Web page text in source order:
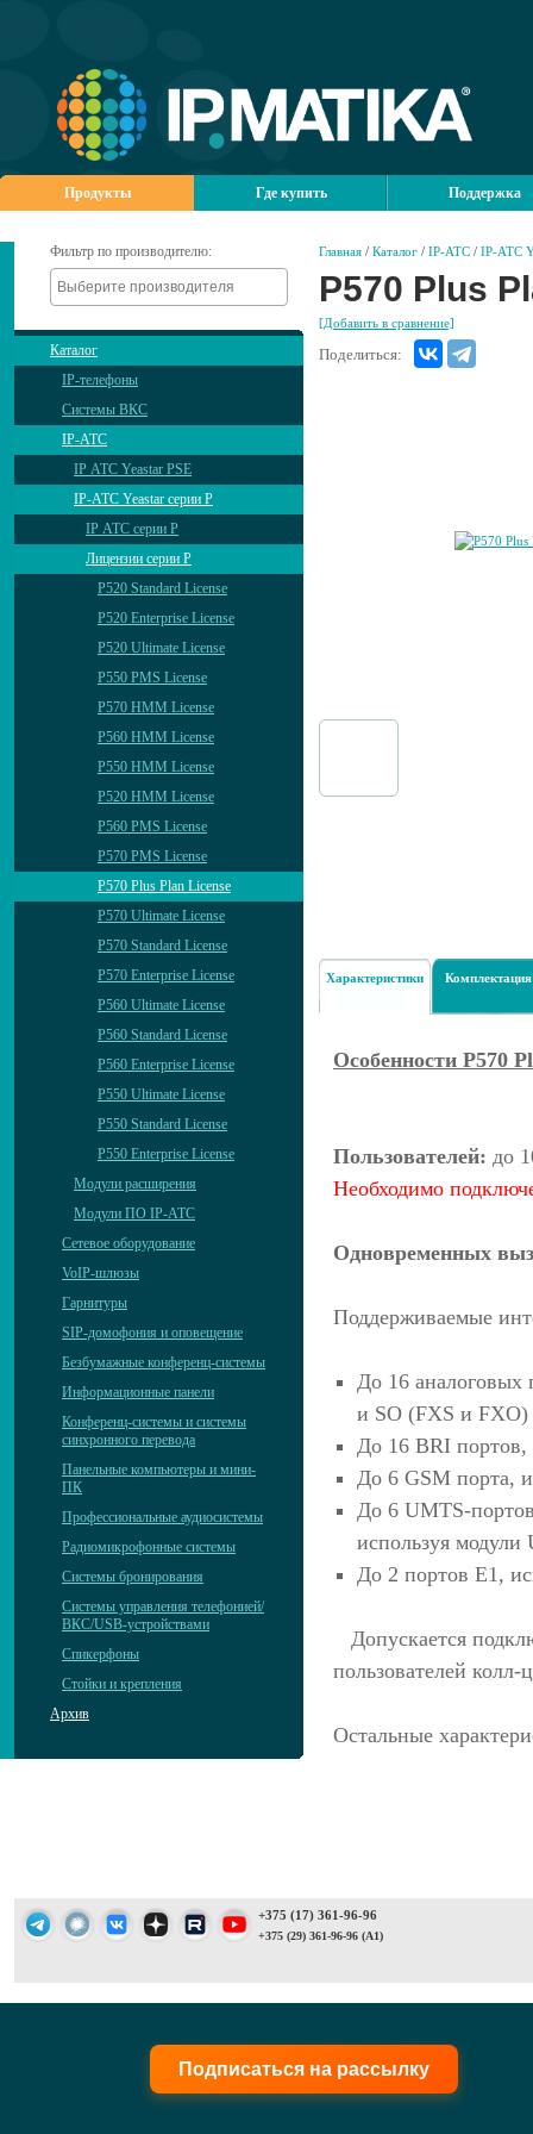
Продукты Где купить Поддержка
Фильтр по производителю:
Каталог
IP-телефоны
Системы ВКС
IP-АТС
IP АТС Yeastar PSE
IP-АТС Yeastar серии P
IP АТС серии P
Лицензии серии P
P520 Standard License
P520 Enterprise License
P520 Ultimate License
P550 PMS License
P570 HMM License
P560 HMM License
P550 HMM License
P520 HMM License
P560 PMS License
P570 PMS License
P570 Plus Plan License
P570 Ultimate License
P570 Standard License
P570 Enterprise License
P560 Ultimate License
P560 Standard License
P560 Enterprise License
P550 Ultimate License
P550 Standard License
P550 Enterprise License
Модули расширения
Модули ПО IP-АТС
Сетевое оборудование
VoIP-шлюзы
Гарнитуры
SIP-домофония и оповещение
Безбумажные конференц-системы
Информационные панели
Конференц-системы и системы
синхронного перевода
Панельные компьютеры и мини-
ПК
Профессиональные аудиосистемы
Радиомикрофонные системы
Системы бронирования
Системы управления телефонией/
ВКС/USB-устройствами
Спикерфоны
Стойки и крепления
Архив
Главная / Каталог / IP-АТС / IP-АТС
P570 Plus
[Добавить в сравнение]
Поделиться:
Характеристики Комплектация
Особенности P570
Пользователей: до
Необходимо
Одновременных
Поддерживаемые
До 16 аналоговых
и SO (FXS и FXO)
До 16 BRI портов,
До 6 GSM порта,
До 6 UMTS-
используя модули
До 2 портов E1,
Допускается
пользователей колл-
Остальные
+375 (17) 361-96-96
+375 (29) 361-96-96 (A1)
Подписаться на рассылку